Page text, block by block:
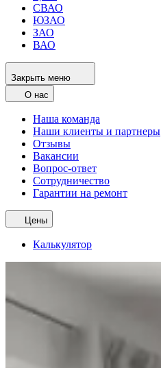
СВАО
ЮЗАО
ЗАО
ВАО
Закрыть меню
О нас
Наша команда
Наши клиенты и партнеры
Отзывы
Вакансии
Вопрос-ответ
Сотрудничество
Гарантии на ремонт
Цены
Калькулятор